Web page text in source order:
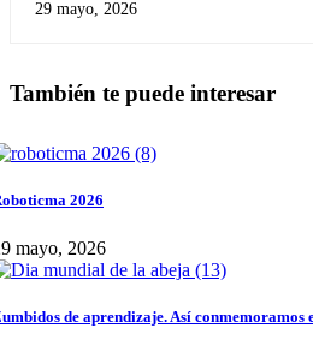
29 mayo, 2026
También te puede interesar
2026
mayo, 2026
de aprendizaje. Así conmemoramos